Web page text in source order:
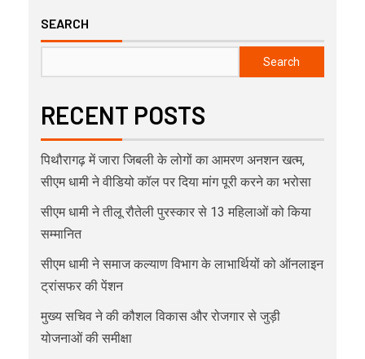
SEARCH
Search
RECENT POSTS
पिथौरागढ़ में जारा जिबली के लोगों का आमरण अनशन खत्म,
सीएम धामी ने वीडियो कॉल पर दिया मांग पूरी करने का भरोसा
सीएम धामी ने तीलू रौतेली पुरस्कार से 13 महिलाओं को किया
सम्मानित
सीएम धामी ने समाज कल्याण विभाग के लाभार्थियों को ऑनलाइन
ट्रांसफर की पेंशन
मुख्य सचिव ने की कौशल विकास और रोजगार से जुड़ी
योजनाओं की समीक्षा